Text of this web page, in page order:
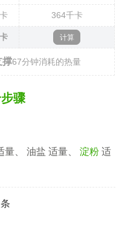
364千卡
撑67分钟消耗的热量
骤
量、 油盐 适量、淀粉 适